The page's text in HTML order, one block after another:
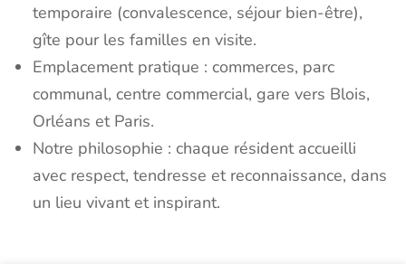
temporaire (convalescence, séjour bien-être),
gîte pour les familles en visite.
Emplacement pratique : commerces, parc
communal, centre commercial, gare vers Blois,
Orléans et Paris.
Notre philosophie : chaque résident accueilli
avec respect, tendresse et reconnaissance, dans
un lieu vivant et inspirant.